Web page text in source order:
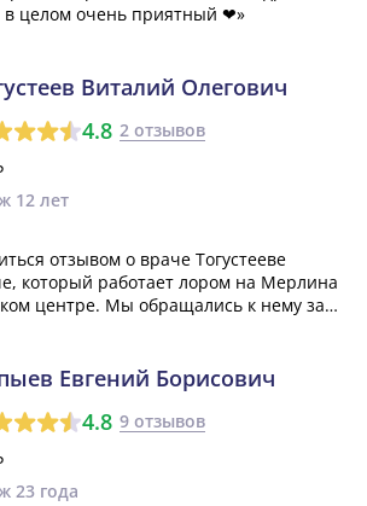
в целом очень приятный ❤»
Виталий Олегович
4.8 2 отзывов
12 лет
отзывом о враче Тогустееве
который работает лором на Мерлина
центре. Мы обращались к нему за
проходили опера...»
Евгений Борисович
4.8 9 отзывов
23 года